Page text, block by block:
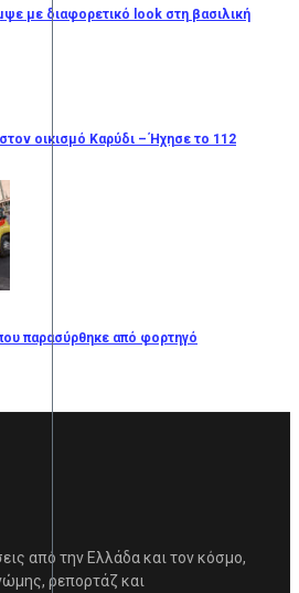
με διαφορετικό look στη βασιλική
οικισμό Καρύδι – Ήχησε το 112
παρασύρθηκε από φορτηγό
από την Ελλάδα και τον κόσμο,
ρεπορτάζ και